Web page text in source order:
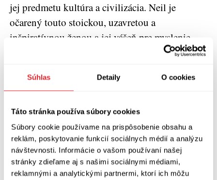
Súhlas Detaily O cookies
Táto stránka používa súbory cookies
Súbory cookie používame na prispôsobenie obsahu a
reklám, poskytovanie funkcií sociálnych médií a analýzu
návštevnosti. Informácie o vašom používaní našej
stránky zdieľame aj s našimi sociálnymi médiami,
reklamnými a analytickými partnermi, ktorí ich môžu
jej predmetu kultúra a civilizácia. Neil je
očarený touto stoickou, uzavretou a
inšpiratívnou ženou a jej vášeň pre myslenie
V druhej časti knihy Barnes v rámci štúdie o
rímskom cisárovi Juliánovi Apostatovi uvažuje
o kresťanstve, paralelnej histórii a o
roztrieštenosti súčasného sveta. Jeho pocta
filozofii nie je samoúčelná – preniká do
súčasnosti a pôsobí ako balzam na neistoty
dneška.